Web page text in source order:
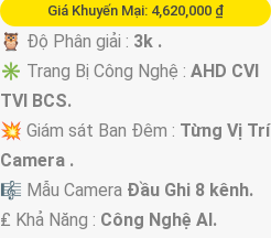
Giá Khuyến Mại: 4,620,000 ₫
🦉 Độ Phân giải : 3k .
✳️ Trang Bị Công Nghệ : AHD CVI
TVI BCS.
💥 Giám sát Ban Đêm : Từng Vị Trí
Camera .
🎼️ Mẫu Camera Đầu Ghi 8 kênh.
️₤ Khả Năng : Công Nghệ AI.